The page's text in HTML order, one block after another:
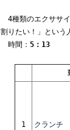
4種類のエクササ
割りたい！」という
時間： 5：13
1 クランチ